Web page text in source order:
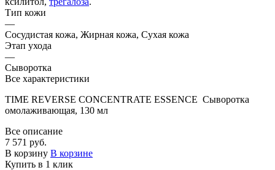
Тип кожи
—
Сосудистая кожа, Жирная кожа, Сухая кожа
Этап ухода
—
Сыворотка
Все характеристики
TIME REVERSE CONCENTRATE ESSENCE Сыворотка
омолаживающая, 130 мл
Все описание
7 571 руб.
В корзину В корзине
Купить в 1 клик